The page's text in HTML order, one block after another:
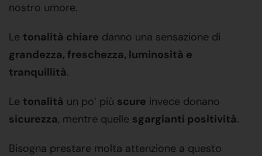
nostro umore.
Le tonalità chiare danno una sensazione di
grandezza, freschezza, luminosità e
tranquillità.
Le tonalità un po’ più scure invece donano
sicurezza, mentre quelle sgargianti positività.
Bisogna prestare molta attenzione a questo